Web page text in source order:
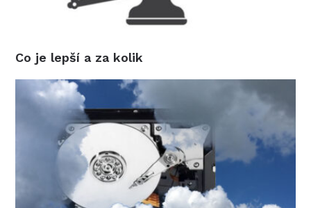
Co je lepší a za kolik